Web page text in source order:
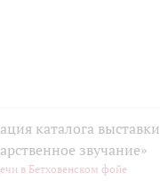
каталога выставки
звучание»
в Бетховенском фойе